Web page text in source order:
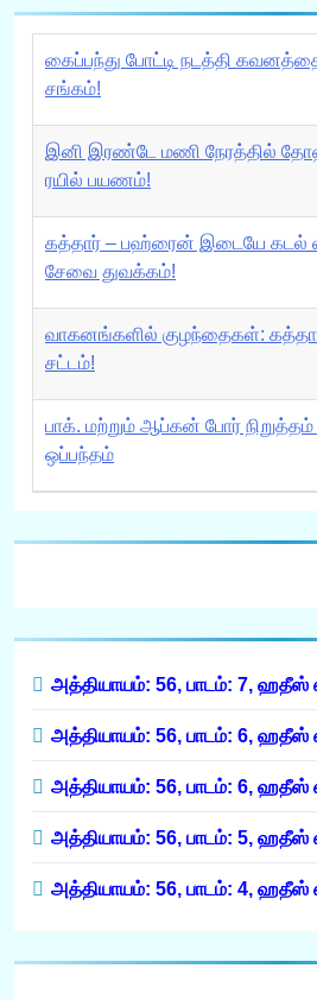
கைப்பந்து போட்டி நடத்தி
சங்கம்!
இனி இரண்டே மணி நேரத்தில்
ரயில் பயணம்!
கத்தார் – பஹ்ரைன் இடையே கடல்
சேவை துவக்கம்!
வாகனங்களில் குழந்தைகள்:
சட்டம்!
பாக். மற்றும் ஆப்கன் போர்
ஒப்பந்தம்
அத்தியாயம்: 56, பாடம்: 7,
அத்தியாயம்: 56, பாடம்: 6,
அத்தியாயம்: 56, பாடம்: 6,
அத்தியாயம்: 56, பாடம்: 5,
அத்தியாயம்: 56, பாடம்: 4,